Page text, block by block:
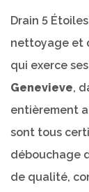
Drain 5
nettoyage et
qui exerce
Genevieve,
entièrement
sont tous
débouchage
de qualité,